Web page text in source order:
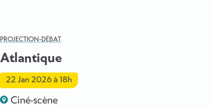
PROJECTION-DÉBAT
Atlantique
22 Jan 2026 à 18h
Ciné-scène